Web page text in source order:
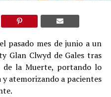
pasado mes de junio a un
Glan Clwyd de Gales tras
de la Muerte, portando lo
y atemorizando a pacientes